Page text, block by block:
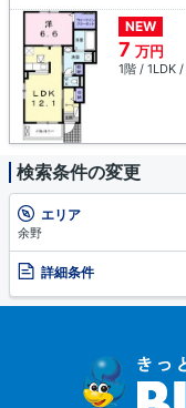
NEW
7 万円
1階 / 1LDK /
検索条件の変更
エリア
余野
詳細条件